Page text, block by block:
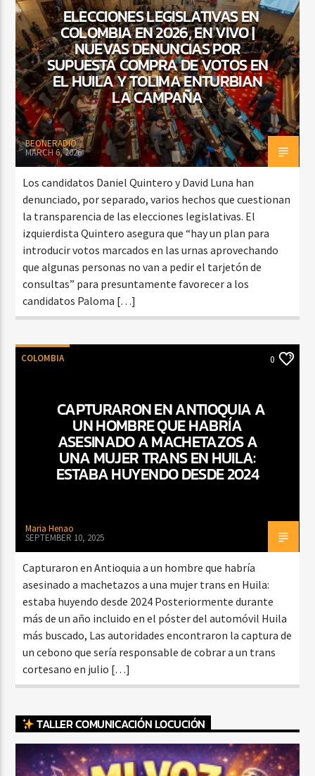
CURRENT SHOW
SALSA MATUTINA
6:00 AM 9:00 AM
ELECCIONES LEGISLATIVAS EN
COLOMBIA EN 2026, EN VIVO |
NUEVAS DENUNCIAS POR
SUPUESTA COMPRA DE VOTOS EN
EL HUILA Y TOLIMA ENTURBIAN
LA CAMPAÑA
BEONERADIO
MARCH 6, 2026
Los candidatos Daniel Quintero y David Luna han
denunciado, por separado, varios hechos que cuestionan
la transparencia de las elecciones legislativas. El
izquierdista Quintero asegura que “hay un plan para
introducir votos marcados en las urnas aprovechando
que algunas personas no van a pedir el tarjetón de
consultas” para presuntamente favorecer a los
candidatos Paloma […]
COLOMBIA 0
CAPTURARON EN ANTIOQUIA A
UN HOMBRE QUE HABRÍA
ASESINADO A MACHETAZOS A
UNA MUJER TRANS EN HUILA:
ESTABA HUYENDO DESDE 2024
Maria Henao
SEPTEMBER 10, 2025
Capturaron en Antioquia a un hombre que habría
asesinado a machetazos a una mujer trans en Huila:
estaba huyendo desde 2024 Posteriormente durante
más de un año incluido en el póster del automóvil Huila
más buscado, Las autoridades encontraron la captura de
un cebono que sería responsable de cobrar a un trans
cortesano en julio […]
TALLER COMUNICACIÓN LOCUCIÓN